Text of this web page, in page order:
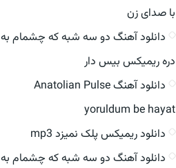
با صدای زن
دانلود آهنگ دو سه شبه که چشمام به
دره ریمیکس بیس دار
دانلود آهنگ Anatolian Pulse
yoruldum be hayat
دانلود ریمیکس پلک نمیزد mp3
دانلود آهنگ دو سه شبه که چشمام به